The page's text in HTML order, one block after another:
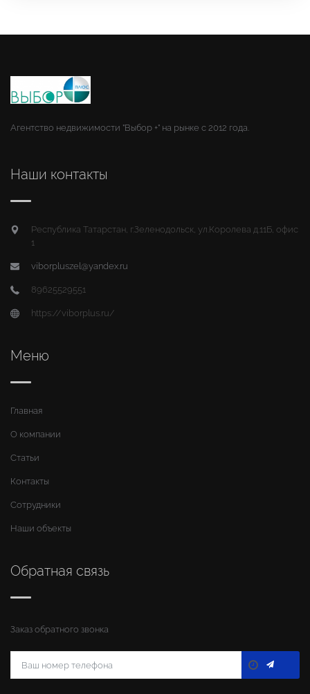
Агентство недвижимости "Выбор +" на рынке с 2012 года.
Наши контакты
Республика Татарстан, г.Зеленодольск, ул.Королева д.11Б, офис
1
viborpluszel@yandex.ru
89625529551
https://viborplus.ru/
Меню
Главная
О компании
Статьи
Контакты
Сотрудники
Наши объекты
Обратная связь
Заказ обратного звонка